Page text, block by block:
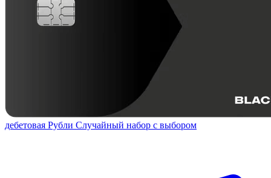
дебетовая Рубли Случайный набор с выбором